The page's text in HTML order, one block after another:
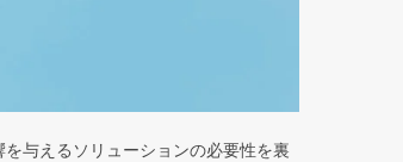
与えるソリューションの必要性を裏